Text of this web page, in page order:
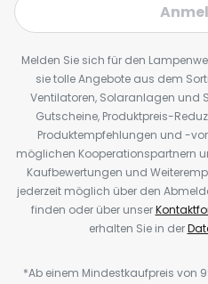
Melden Sie sich für den
sie tolle Angebote aus dem
Ventilatoren, Solaranlagen und
Gutscheine, Produktpreis-
Produktempfehlungen und -
möglichen Kooperationspartnern
Kaufbewertungen und
jederzeit möglich über den
finden oder über unser
erhalten Sie in der
*Ab einem Mindestkaufpreis von